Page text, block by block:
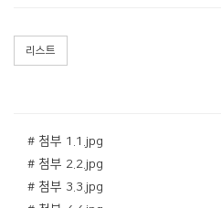
리스트
# 첨부 1.1.jpg
# 첨부 2.2.jpg
# 첨부 3.3.jpg